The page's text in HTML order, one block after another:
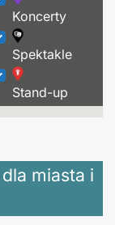
Koncerty
Spektakle
Stand-up
miasta i